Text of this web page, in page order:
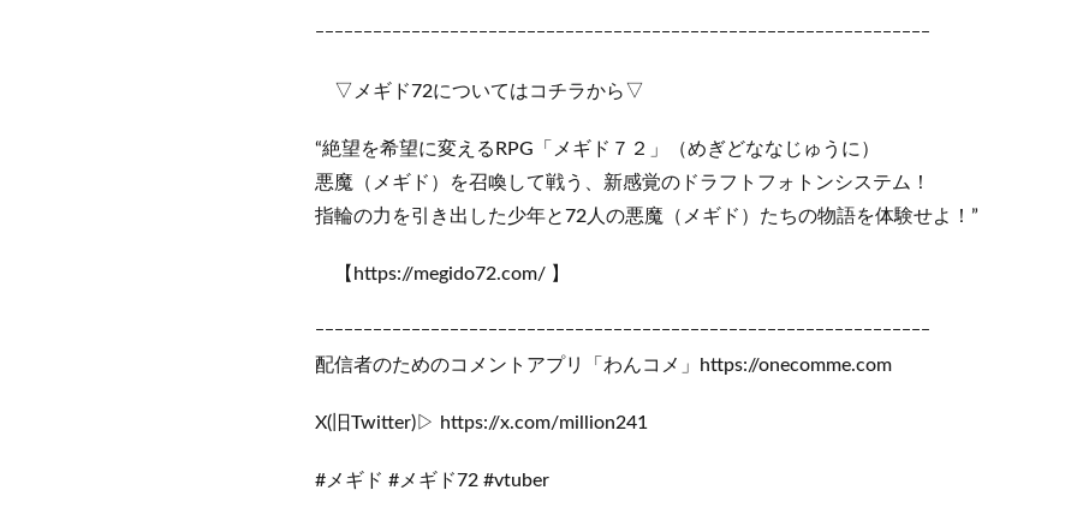
ｰｰｰｰｰｰｰｰｰｰｰｰｰｰｰｰｰｰｰｰｰｰｰｰｰｰｰｰｰｰｰｰｰｰｰｰｰｰｰｰｰｰｰｰｰｰｰｰｰｰｰｰｰｰｰｰｰｰｰｰｰｰｰｰ
▽メギド72についてはコチラから▽
“絶望を希望に変えるRPG「メギド７２」（めぎどななじゅうに）
悪魔（メギド）を召喚して戦う、新感覚のドラフトフォトンシステム！
指輪の力を引き出した少年と72人の悪魔（メギド）たちの物語を体験せよ！”
【https://megido72.com/ 】
ｰｰｰｰｰｰｰｰｰｰｰｰｰｰｰｰｰｰｰｰｰｰｰｰｰｰｰｰｰｰｰｰｰｰｰｰｰｰｰｰｰｰｰｰｰｰｰｰｰｰｰｰｰｰｰｰｰｰｰｰｰｰｰｰ
配信者のためのコメントアプリ「わんコメ」https://onecomme.com
X(旧Twitter)▷ https://x.com/million241
#メギド #メギド72 #vtuber